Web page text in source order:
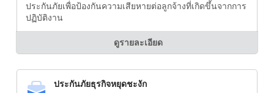
ประกันภัยเพื่อป้องกันความเสียหายต่อลูกจ้างที่เกิดขึ้นจากการ
ปฏิบัติงาน
ดูรายละเอียด
ประกันภัยธุรกิจหยุดชะงัก